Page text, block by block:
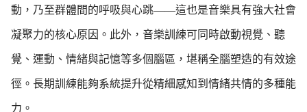
動，乃至群體間的呼吸與心跳——這也是音樂具有強大社會
凝聚力的核心原因。此外，音樂訓練可同時啟動視覺、聽
覺、運動、情緒與記憶等多個腦區，堪稱全腦塑造的有效途
徑。長期訓練能夠系統提升從精細感知到情緒共情的多種能
力。